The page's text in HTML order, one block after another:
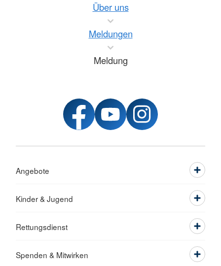
Über uns
Meldungen
Meldung
Angebote
Kinder & Jugend
Rettungsdienst
Spenden & Mitwirken